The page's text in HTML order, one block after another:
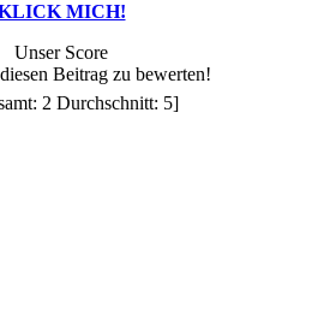
MICH!
Unser Score
Beitrag zu bewerten!
2 Durchschnitt: 5]